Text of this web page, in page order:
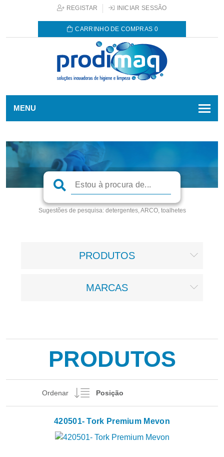
REGISTAR INICIAR SESSÃO
CARRINHO DE COMPRAS 0
MENU
Sugestões de pesquisa:detergentes, ARCO, toalhetes
PRODUTOS
MARCAS
PRODUTOS
Ordenar
420501- Tork Premium Mevon